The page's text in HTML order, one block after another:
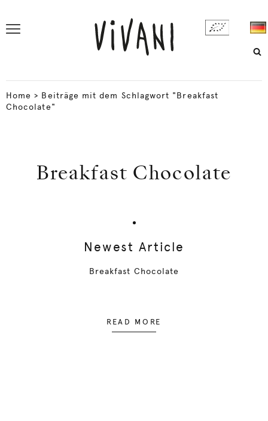
Home > Beiträge mit dem Schlagwort "Breakfast
Chocolate"
Breakfast Chocolate
Newest Article
Breakfast Chocolate
READ MORE